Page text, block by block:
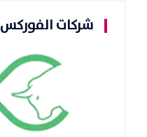
شركات الفوركس